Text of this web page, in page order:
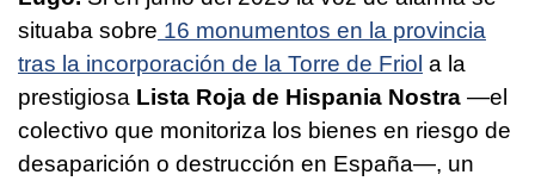
situaba sobre 16 monumentos en la provincia
tras la incorporación de la Torre de Friol a la
prestigiosa Lista Roja de Hispania Nostra —el
colectivo que monitoriza los bienes en riesgo de
desaparición o destrucción en España—, un